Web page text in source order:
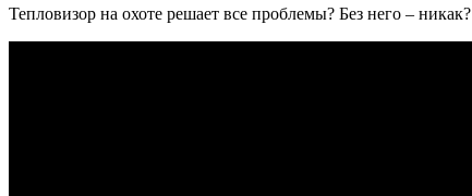
Тепловизор на охоте решает все проблемы? Без него – никак?